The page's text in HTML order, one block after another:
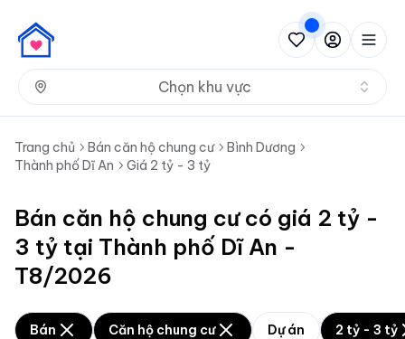
Chọn khu vực
Trang chủ Bán căn hộ chung cư
Bình Dương
Thành phố Dĩ An
Giá 2 tỷ - 3 tỷ
Bán căn hộ chung cư có giá 2 tỷ -
3 tỷ tại Thành phố Dĩ An -
T8/2026
Bán Căn hộ chung cư Dự án 2 tỷ - 3 tỷ